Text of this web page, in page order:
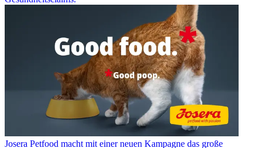
Josera Petfood macht mit einer neuen Kampagne das große